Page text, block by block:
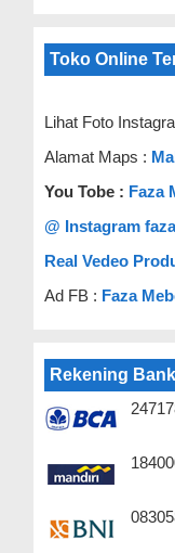
Toko Online
Lihat Foto
Alamat Maps :
You Tobe : Faza
@ Instagram
Real Vedeo
Ad FB : Faza
Rekening Bank